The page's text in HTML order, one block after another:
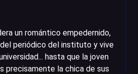
un romántico empedernido,
del periódico del instituto y vive
hasta que la joven
precisamente la chica de sus